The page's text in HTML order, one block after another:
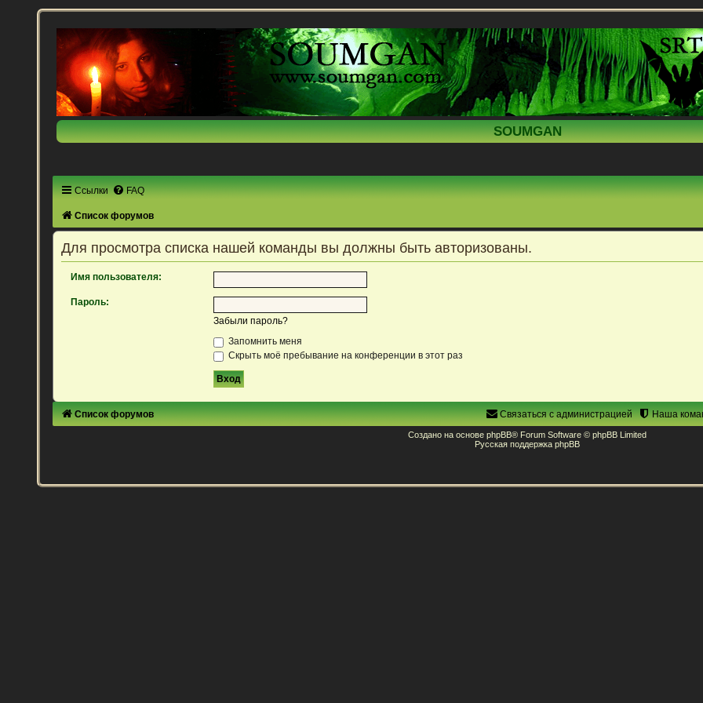
SOUMGAN
Ссылки FAQ
Список форумов
Для просмотра списка нашей команды вы должны быть авторизованы.
Имя пользователя:
Пароль:
Забыли пароль?
Запомнить меня
Скрыть моё пребывание на конференции в этот раз
Список форумов Наша
Связаться с администрацией
Создано на основе phpBB® Forum Software © phpBB Limited
Русская поддержка phpBB